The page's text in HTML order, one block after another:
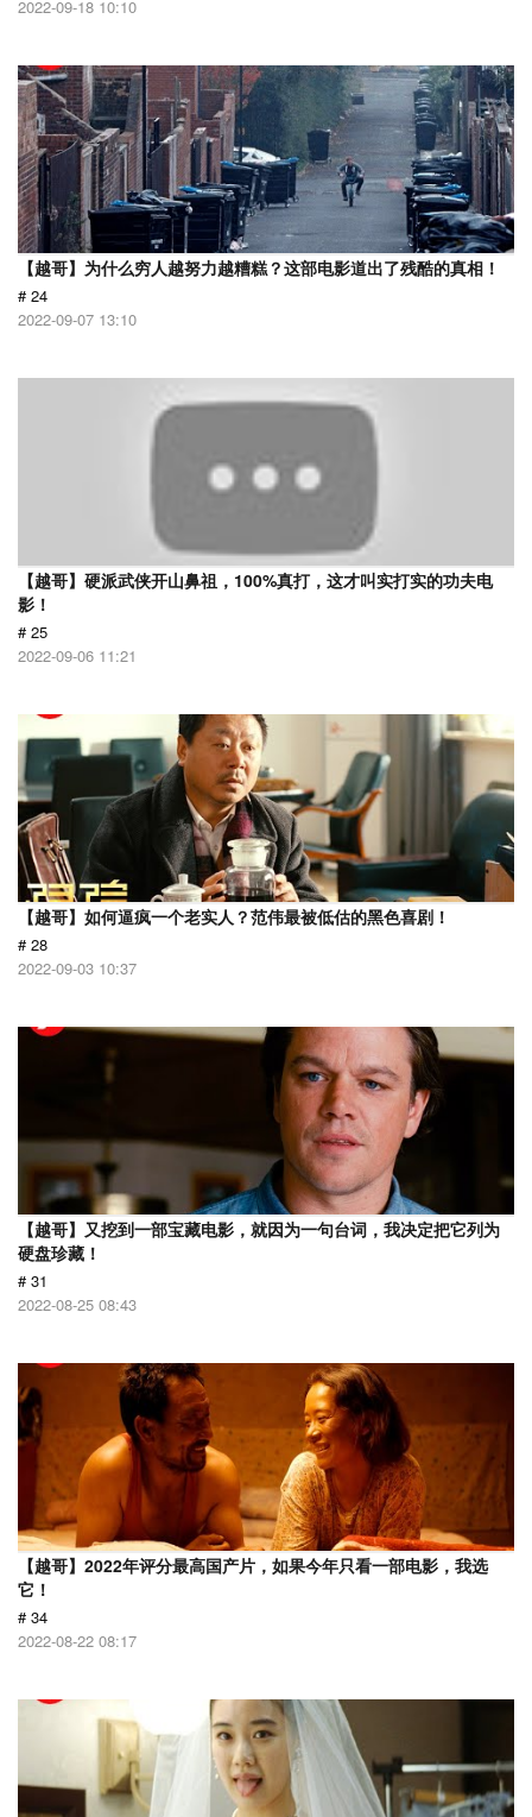
2022-09-18 10:10
【越哥】为什么穷人越努力越糟糕？这部电影道出了残酷的真相！
# 24
2022-09-07 13:10
【越哥】硬派武侠开山鼻祖，100%真打，这才叫实打实的功夫电
影！
# 25
2022-09-06 11:21
【越哥】如何逼疯一个老实人？范伟最被低估的黑色喜剧！
# 28
2022-09-03 10:37
【越哥】又挖到一部宝藏电影，就因为一句台词，我决定把它列为
硬盘珍藏！
# 31
2022-08-25 08:43
【越哥】2022年评分最高国产片，如果今年只看一部电影，我选
它！
# 34
2022-08-22 08:17